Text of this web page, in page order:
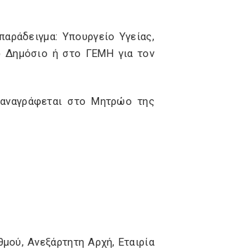
Υπουργείο Υγείας,
Δημόσιο ή στο ΓΕΜΗ για τον
στο Μητρώο της
Ανεξάρτητη Αρχή, Εταιρία